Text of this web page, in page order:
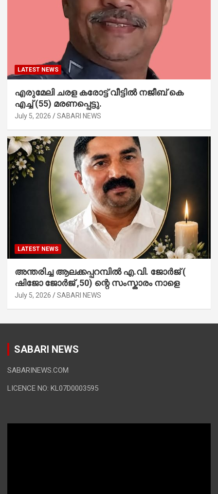
LATEST NEWS
എരുമേലി ചരള കരോട്ട് വീട്ടിൽ നജീബ് കെ
എച്ച് (55) മരണപ്പെട്ടു.
July 5, 2026 SABARI NEWS
LATEST NEWS
അന്തരിച്ച ആ​ല​ക്ക​പ്പ​റമ്പിൽ​ എ.​വി. ജോ​ർ​ജ് (
ഷിജോ ജോർജ് ,50) ന്റെ സംസ്കാരം നാളെ
July 5, 2026 SABARI NEWS
SABARI NEWS
SABARINEWS.COM
LICENCE NO: KL07D0003595